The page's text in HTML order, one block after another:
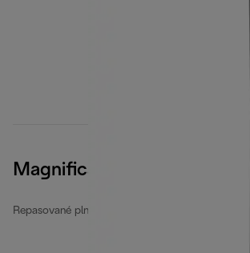
Magnifica S
Repasované plnoautomatické kávovary